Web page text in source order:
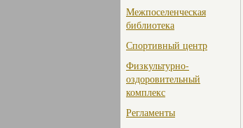
Межпоселенческая
библиотека
Спортивный центр
Физкультурно-
оздоровительный
комплекс
Регламенты